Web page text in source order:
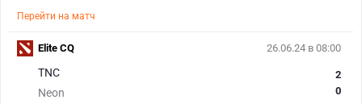
Перейти на матч
26.06.24 в 08:00
TNC
Neon
2
0
Elite CQ